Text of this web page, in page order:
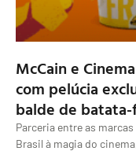
McCain e
com pelúcia
balde de
Parceria entre as
Brasil à magia do